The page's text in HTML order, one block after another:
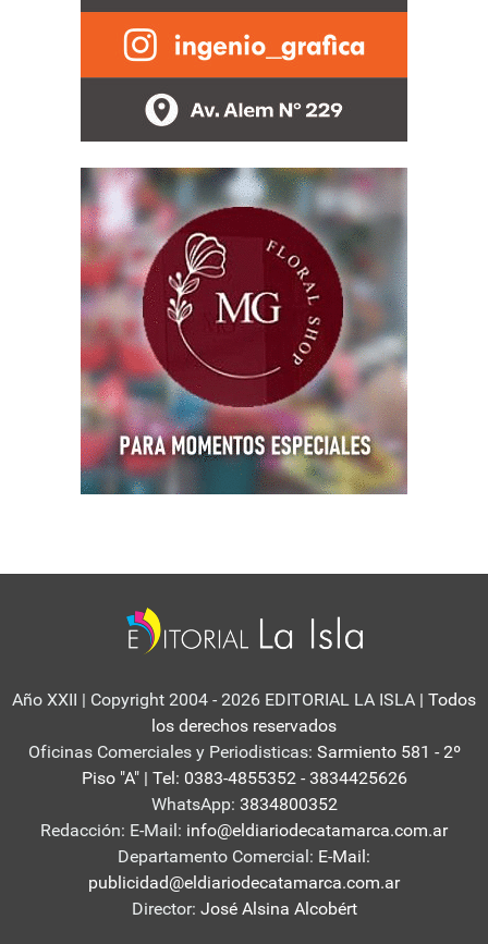
Año XXII | Copyright 2004 - 2026 EDITORIAL LA ISLA | Todos
los derechos reservados
Oficinas Comerciales y Periodisticas: Sarmiento 581 - 2º
Piso "A" | Tel: 0383-4855352 - 3834425626
WhatsApp: 3834800352
Redacción: E-Mail: info@eldiariodecatamarca.com.ar
Departamento Comercial: E-Mail:
publicidad@eldiariodecatamarca.com.ar
Director: José Alsina Alcobért